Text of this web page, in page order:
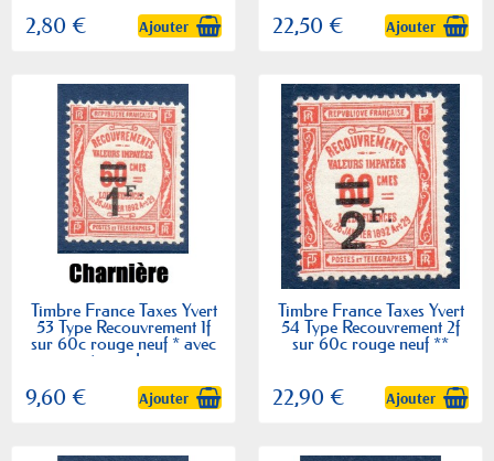
2,80 € Ajouter 22,50 € Ajouter
Timbre France Taxes Yvert
53 Type Recouvrement 1f
sur 60c rouge neuf * avec
trace de...
9,60 € Ajouter
Timbre France Taxes Yvert
54 Type Recouvrement 2f
sur 60c rouge neuf **
22,90 € Ajouter